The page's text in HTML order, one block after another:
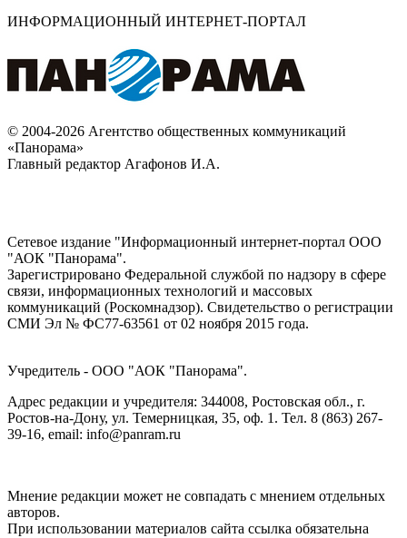
ИНФОРМАЦИОННЫЙ ИНТЕРНЕТ-ПОРТАЛ
© 2004-2026 Агентство общественных коммуникаций
«Панорама»
Главный редактор Агафонов И.А.
Сетевое издание "Информационный интернет-портал ООО
"АОК "Панорама".
Зарегистрировано Федеральной службой по надзору в сфере
связи, информационных технологий и массовых
коммуникаций (Роскомнадзор). Cвидетельство о регистрации
СМИ Эл № ФС77-63561 от 02 ноября 2015 года.
Учредитель - ООО "АОК "Панорама".
Адрес редакции и учредителя: 344008, Ростовская обл., г.
Ростов-на-Дону, ул. Темерницкая, 35, оф. 1. Тел. 8 (863) 267-
39-16, email: info@panram.ru
Мнение редакции может не совпадать с мнением отдельных
авторов.
При использовании материалов сайта ссылка обязательна